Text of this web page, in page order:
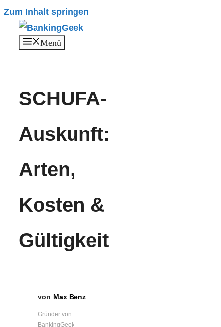
Zum Inhalt springen
Menü
SCHUFA-
Auskunft:
Arten,
Kosten &
Gültigkeit
Max Benz
Gründer von
BankingGeek